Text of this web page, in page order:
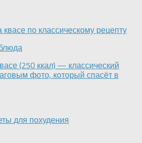
(250 ккал) — классический
фото, который спасёт в